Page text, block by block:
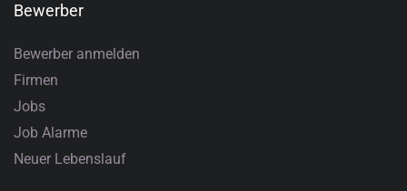
Bewerber
Bewerber anmelden
Firmen
Jobs
Job Alarme
Neuer Lebenslauf